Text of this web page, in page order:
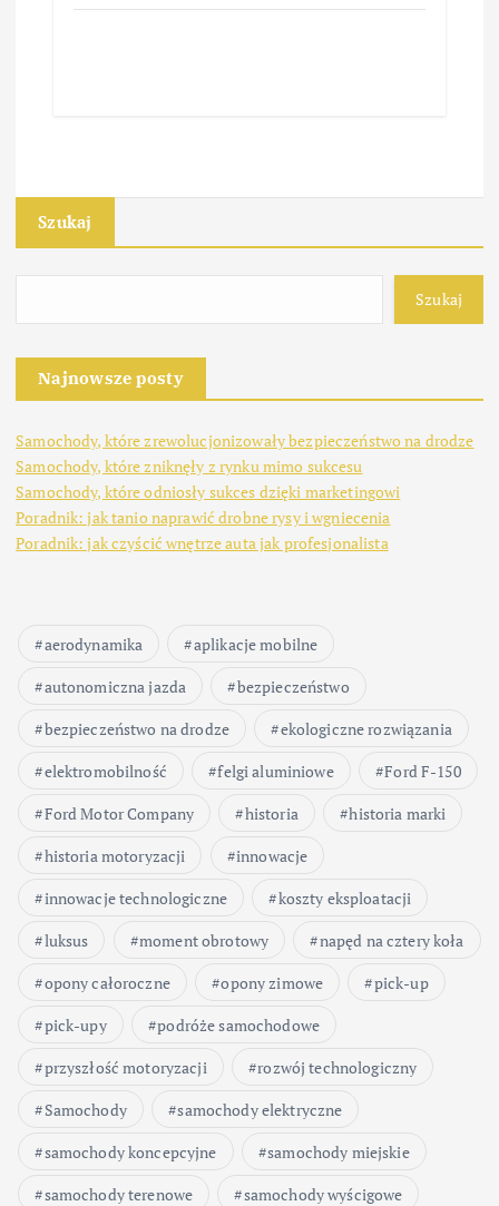
Szukaj
Szukaj
Najnowsze posty
Samochody, które zrewolucjonizowały bezpieczeństwo na drodze
Samochody, które zniknęły z rynku mimo sukcesu
Samochody, które odniosły sukces dzięki marketingowi
Poradnik: jak tanio naprawić drobne rysy i wgniecenia
Poradnik: jak czyścić wnętrze auta jak profesjonalista
aerodynamika
aplikacje mobilne
autonomiczna jazda
bezpieczeństwo
bezpieczeństwo na drodze
ekologiczne rozwiązania
elektromobilność
felgi aluminiowe
Ford F-150
Ford Motor Company
historia
historia marki
historia motoryzacji
innowacje
innowacje technologiczne
koszty eksploatacji
luksus
moment obrotowy
napęd na cztery koła
opony całoroczne
opony zimowe
pick-up
pick-upy
podróże samochodowe
przyszłość motoryzacji
rozwój technologiczny
Samochody
samochody elektryczne
samochody koncepcyjne
samochody miejskie
samochody terenowe
samochody wyścigowe